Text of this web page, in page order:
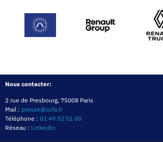
Nous contacter:
2 rue de Presbourg, 75008 Paris
Mail : presse@ccfa.fr
Téléphone : 01 49 52 51 00
Réseau : LinkedIn